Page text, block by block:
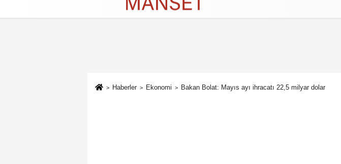
İletişim Çerez Politikası
Haberler Ekonomi Bakan Bolat: Mayıs ayı ihracatı 22,5 milyar dolar